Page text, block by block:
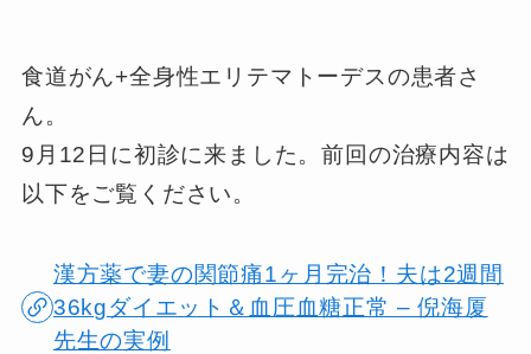
食道がん+全身性エリテマトーデスの患者さ
ん。
9月12日に初診に来ました。前回の治療内容は
以下をご覧ください。
漢方薬で妻の関節痛1ヶ月完治！夫は2週間
36kgダイエット＆血圧血糖正常 – 倪海厦
先生の実例